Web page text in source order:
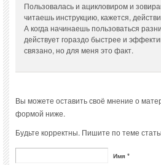
Пользовалась и ацикловиром и
читаешь инструкцию, кажется,
А когда начинаешь пользоваться
действует гораздо быстрее и
связано, но для меня это факт.
Вы можете оставить своё мнение о
формой ниже.
Будьте корректны. Пишите по теме
Имя *